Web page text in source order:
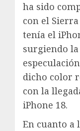
ha sido
con el
tenía el
surgiendo la
dicho color
con la
iPhone 18.
En cuanto a